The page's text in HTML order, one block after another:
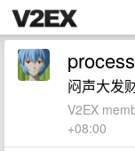
闷声大发
V2EX
+08:00